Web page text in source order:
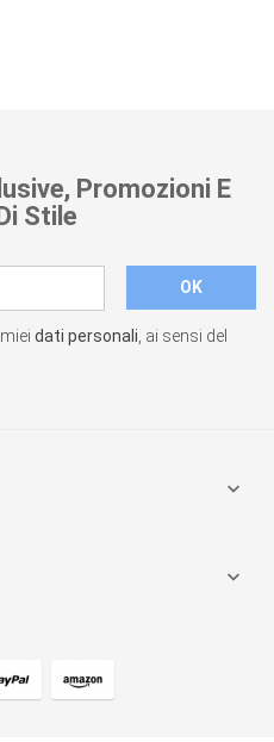
Promozioni E
Stile
miei dati personali , ai sensi del

